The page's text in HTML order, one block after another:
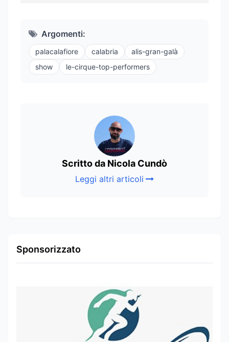
Argomenti:
palacalafiore calabria
alis-gran-galà
show
le-cirque-top-performers
Scritto da Nicola Cundò
Leggi altri articoli
Sponsorizzato